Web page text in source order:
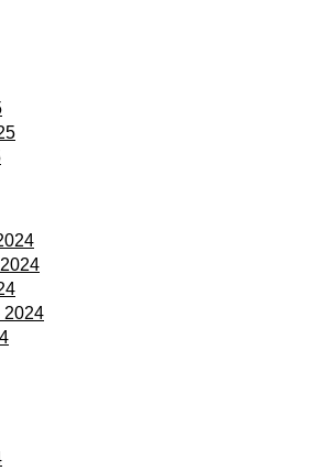
2024